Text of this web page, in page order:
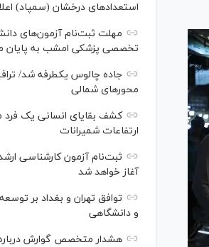
استعدادهای درخشان (سمپاد)
مهلت ثبت‌نام آزمون‌های
تخصصی پزشکی امشب به پایان
جاده چالوس یکطرفه شد/
محورهای شمالی
کشف بقایای انسانی یک فرد
ارتفاعات شمیرانات
ثبت‌نام آزمون کارشناسی
آغاز خواهد شد
توافق تهران و بغداد بر
و دانشگاهی
هشدار متخصص گوارش